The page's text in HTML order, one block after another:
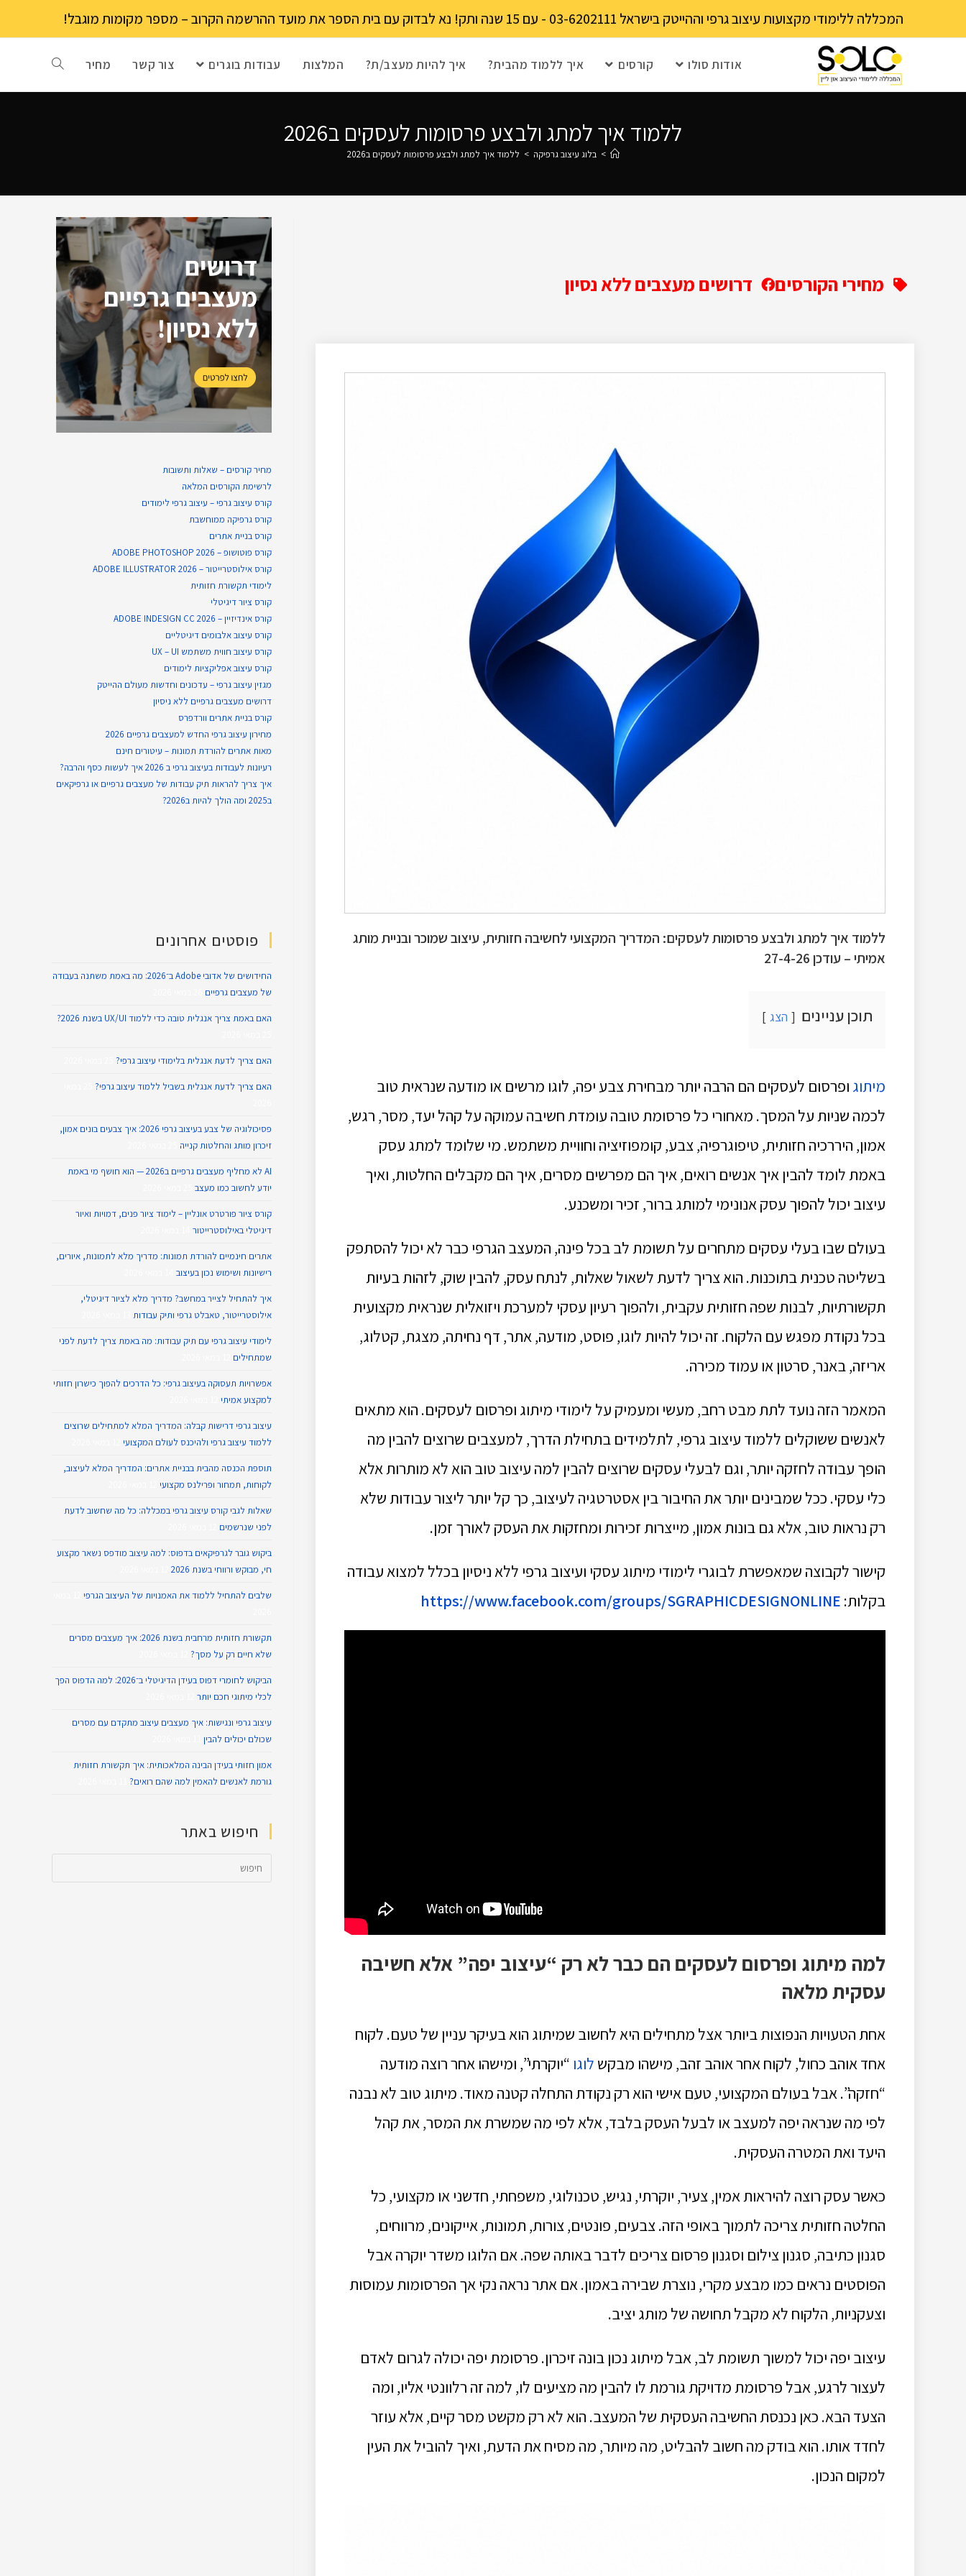
המכללה ללימודי מקצועות עיצוב גרפי וההייטק בישראל 03-6202111 - עם 15 שנה ותק! נא לבדוק עם בית הספר את מועד ההרשמה הקרוב – מספר מקומות מוגבל!
אודות סולו קורסים איך ללמוד מהבית? איך להיות מעצב/ת? המלצות עבודות בוגרים צור קשר מחיר
ללמוד איך למתג ולבצע פרסומות לעסקים ב2026
> בלוג עיצוב גרפיקה > ללמוד איך למתג ולבצע פרסומות לעסקים ב2026
מחירי הקורסים דרושים מעצבים ללא נסיון
ללמוד איך למתג ולבצע פרסומות לעסקים: המדריך המקצועי לחשיבה חזותית, עיצוב שמוכר ובניית מותג
אמיתי – עודכן 27-4-26
תוכן עניינים הצג
מיתוג ופרסום לעסקים הם הרבה יותר מבחירת צבע יפה, לוגו מרשים או מודעה שנראית טוב
לכמה שניות על המסך. מאחורי כל פרסומת טובה עומדת חשיבה עמוקה על קהל יעד, מסר, רגש,
אמון, היררכיה חזותית, טיפוגרפיה, צבע, קומפוזיציה וחוויית משתמש. מי שלומד למתג עסק
באמת לומד להבין איך אנשים רואים, איך הם מפרשים מסרים, איך הם מקבלים החלטות, ואיך
עיצוב יכול להפוך עסק אנונימי למותג ברור, זכיר ומשכנע.
בעולם שבו בעלי עסקים מתחרים על תשומת לב בכל פינה, המעצב הגרפי כבר לא יכול להסתפק
בשליטה טכנית בתוכנות. הוא צריך לדעת לשאול שאלות, לנתח עסק, להבין שוק, לזהות בעיות
תקשורתיות, לבנות שפה חזותית עקבית, ולהפוך רעיון עסקי למערכת ויזואלית שנראית מקצועית
בכל נקודת מפגש עם הלקוח. זה יכול להיות לוגו, פוסט, מודעה, אתר, דף נחיתה, מצגת, קטלוג,
אריזה, באנר, סרטון או עמוד מכירה.
המאמר הזה נועד לתת מבט רחב, מעשי ומעמיק על לימודי מיתוג ופרסום לעסקים. הוא מתאים
לאנשים ששוקלים ללמוד עיצוב גרפי, לתלמידים בתחילת הדרך, למעצבים שרוצים להבין מה
הופך עבודה לחזקה יותר, וגם לבעלי עסקים שרוצים להבין למה עיצוב טוב הוא לא מותרות אלא
כלי עסקי. ככל שמבינים יותר את החיבור בין אסטרטגיה לעיצוב, כך קל יותר ליצור עבודות שלא
רק נראות טוב, אלא גם בונות אמון, מייצרות זכירות ומחזקות את העסק לאורך זמן.
קישור לקבוצה שמאפשרת לבוגרי לימודי מיתוג עסקי ועיצוב גרפי ללא ניסיון בכלל למצוא עבודה
בקלות: https://www.facebook.com/groups/SGRAPHICDESIGNONLINE
למה מיתוג ופרסום לעסקים הם כבר לא רק “עיצוב יפה” אלא חשיבה
עסקית מלאה
אחת הטעויות הנפוצות ביותר אצל מתחילים היא לחשוב שמיתוג הוא בעיקר עניין של טעם. לקוח
אחד אוהב כחול, לקוח אחר אוהב זהב, מישהו מבקש לוגו “יוקרתי”, ומישהו אחר רוצה מודעה
“חזקה”. אבל בעולם המקצועי, טעם אישי הוא רק נקודת התחלה קטנה מאוד. מיתוג טוב לא נבנה
לפי מה שנראה יפה למעצב או לבעל העסק בלבד, אלא לפי מה שמשרת את המסר, את קהל
היעד ואת המטרה העסקית.
כאשר עסק רוצה להיראות אמין, צעיר, יוקרתי, נגיש, טכנולוגי, משפחתי, חדשני או מקצועי, כל
החלטה חזותית צריכה לתמוך באופי הזה. צבעים, פונטים, צורות, תמונות, אייקונים, מרווחים,
סגנון כתיבה, סגנון צילום וסגנון פרסום צריכים לדבר באותה שפה. אם הלוגו משדר יוקרה אבל
הפוסטים נראים כמו מבצע מקרי, נוצרת שבירה באמון. אם אתר נראה נקי אך הפרסומות עמוסות
וצעקניות, הלקוח לא מקבל תחושה של מותג יציב.
עיצוב יפה יכול למשוך תשומת לב, אבל מיתוג נכון בונה זיכרון. פרסומת יפה יכולה לגרום לאדם
לעצור לרגע, אבל פרסומת מדויקת גורמת לו להבין מה מציעים לו, למה זה רלוונטי אליו, ומה
הצעד הבא. כאן נכנסת החשיבה העסקית של המעצב. הוא לא רק מקשט מסר קיים, אלא עוזר
לחדד אותו. הוא בודק מה חשוב להבליט, מה מיותר, מה מסיח את הדעת, ואיך להוביל את העין
למקום הנכון.
מחיר קורסים – שאלות ותשובות
לרשימת הקורסים המלאה
קורס עיצוב גרפי – עיצוב גרפי לימודים
קורס גרפיקה ממוחשבת
קורס בניית​ אתרים
קורס פוטושופ – ADOBE PHOTOSHOP 2026
קורס אילוסטרייטור – ADOBE ILLUSTRATOR 2026
לימודי תקשורת חזותית
קורס ציור דיגיטלי
קורס אינדיזיין – ADOBE INDESIGN CC 2026
קורס עיצוב אלבומים דיגיטליים
קורס עיצוב חווית משתמש UX – UI
קורס עיצוב אפליקציות לימודים
מגזין עיצוב גרפי – עדכונים וחדשות מעולם ההייטק
דרושים מעצבים גרפיים ללא ניסיון
קורס בניית אתרים וורדפרס
מחירון עיצוב גרפי החדש למעצבים גרפיים 2026
מאות אתרים להורדת תמונות – עיטורים חינם
רעיונות לעבודות בעיצוב גרפי ב 2026 איך לעשות כסף והרבה?
איך צריך להראות תיק עבודות של מעצבים גרפיים או גרפיקאים
ב2025 ומה הולך להיות ב2026?
פוסטים אחרונים
החידושים של אדובי Adobe ב־2026: מה באמת משתנה בעבודה
של מעצבים גרפיים
האם באמת צריך אנגלית טובה כדי ללמוד UX/UI בשנת 2026?
האם צריך לדעת אנגלית בלימודי עיצוב גרפי?
האם צריך לדעת אנגלית בשביל ללמוד עיצוב גרפי?
פסיכולוגיה של צבע בעיצוב גרפי 2026: איך צבעים בונים אמון,
זיכרון מותג והחלטות קנייה
AI לא מחליף מעצבים גרפיים ב2026 — הוא חושף מי באמת
יודע לחשוב כמו מעצב
קורס ציור פורטרט אונליין – לימוד ציור פנים, דמויות ואיור
דיגיטלי באילוסטרייטור
אתרים חינמיים להורדת תמונות: מדריך מלא לתמונות, איורים,
רישיונות ושימוש נכון בעיצוב
איך להתחיל לצייר במחשב? מדריך מלא לציור דיגיטלי,
אילוסטרייטור, טאבלט גרפי ותיק עבודות
לימודי עיצוב גרפי עם תיק עבודות: מה באמת צריך לדעת לפני
שמתחילים
אפשרויות תעסוקה בעיצוב גרפי: כל הדרכים להפוך כישרון חזותי
למקצוע אמיתי
עיצוב גרפי דרישות קבלה: המדריך המלא למתחילים שרוצים
ללמוד עיצוב גרפי ולהיכנס לעולם המקצועי
תוספת הכנסה מהבית בבניית אתרים: המדריך המלא לעיצוב,
לקוחות, תמחור ופרילנס מקצועי
שאלות לגבי קורס עיצוב גרפי במכללה: כל מה שחשוב לדעת
לפני שנרשמים
ביקוש גובר לגרפיקאים בדפוס: למה עיצוב מודפס נשאר מקצוע
חי, מבוקש ורווחי בשנת 2026
שלבים להתחיל ללמוד את האמנויות של העיצוב הגרפי
תקשורת חזותית מרחבית בשנת 2026: איך מעצבים מסרים
שלא חיים רק על מסך?
הביקוש לחומרי דפוס בעידן הדיגיטלי ב־2026: למה הדפוס הפך
לכלי מיתוגי חכם יותר
עיצוב גרפי ונגישות: איך מעצבים עיצוב מתקדם עם מסרים
שכולם יכולים להבין
אמון חזותי בעידן הבינה המלאכותית: איך תקשורת חזותית
גורמת לאנשים להאמין למה שהם רואים?
חיפוש באתר